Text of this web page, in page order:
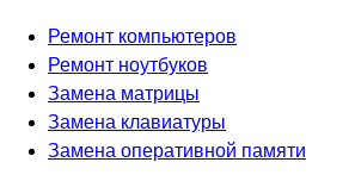
Ремонт компьютеров
Ремонт ноутбуков
Замена матрицы
Замена клавиатуры
Замена оперативной памяти